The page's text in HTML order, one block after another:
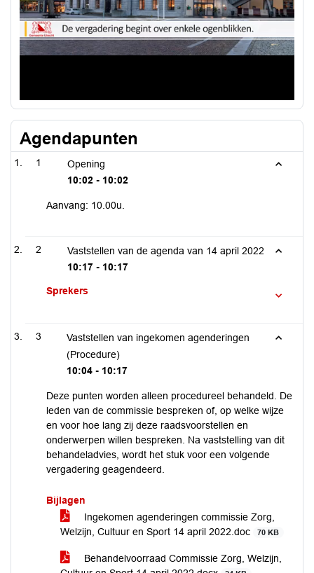
Agendapunten
1
Opening
10:02 - 10:02
Aanvang: 10.00u.
2
Vaststellen van de agenda van 14 april 2022
10:17 - 10:17
Sprekers
3
Vaststellen van ingekomen agenderingen
(Procedure)
10:04 - 10:17
Deze punten worden alleen procedureel behandeld. De
leden van de commissie bespreken of, op welke wijze
en voor hoe lang zij deze raadsvoorstellen en
onderwerpen willen bespreken. Na vaststelling van dit
behandeladvies, wordt het stuk voor een volgende
vergadering geagendeerd.
Bijlagen
Ingekomen agenderingen commissie Zorg,
Welzijn, Cultuur en Sport 14 april 2022.doc
70 KB
Behandelvoorraad Commissie Zorg, Welzijn,